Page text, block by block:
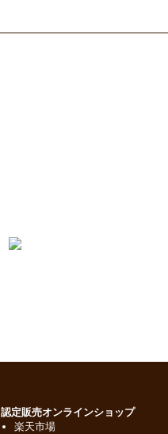
認定販売オンラインショップ
楽天市場